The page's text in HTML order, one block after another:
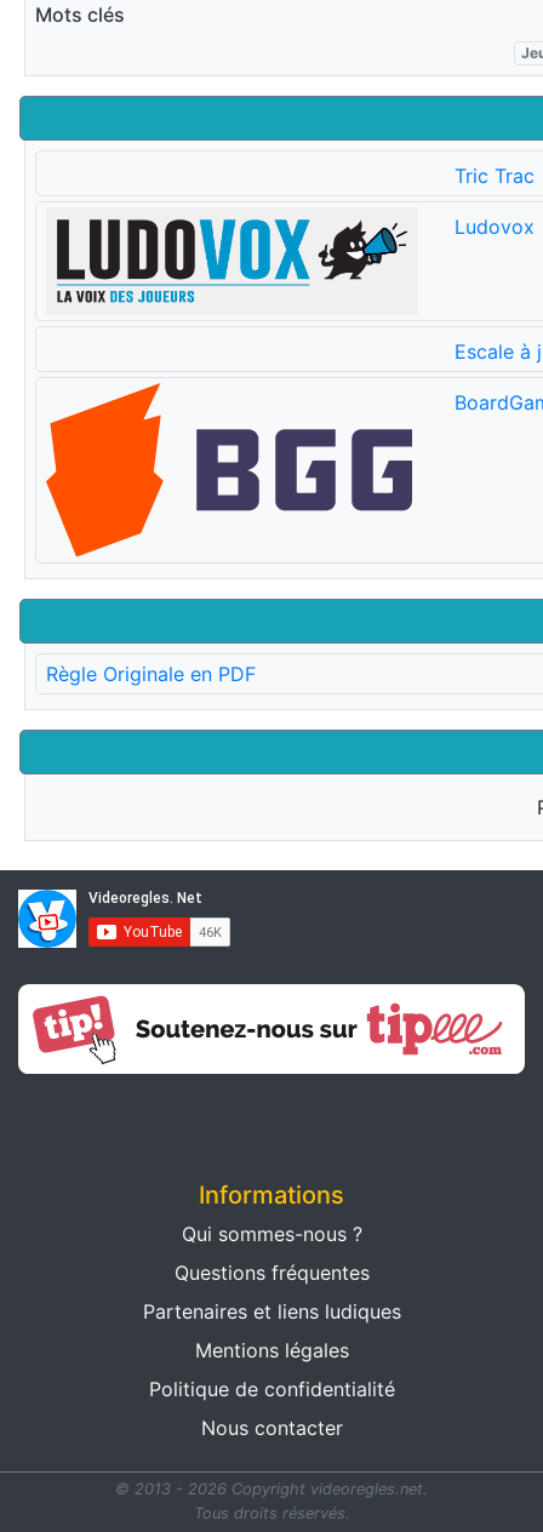
Mots clés
Tric Trac
Ludovox
Escale à
Règle Originale en PDF
Informations
Qui sommes-nous ?
Questions fréquentes
Partenaires et liens ludiques
Mentions légales
Politique de confidentialité
Nous contacter
© 2013 - 2026 Copyright videoregles.net.
Tous droits réservés.